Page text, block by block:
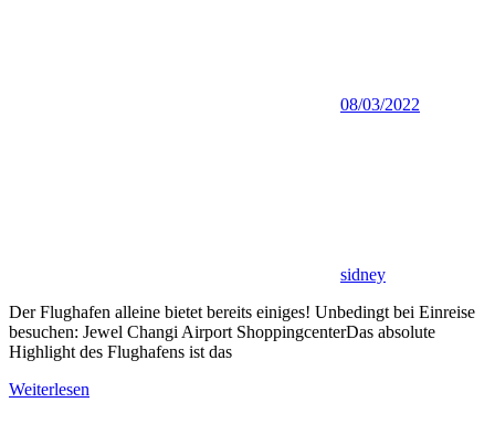
08/03/2022
sidney
Der Flughafen alleine bietet bereits einiges! Unbedingt bei Einreise
besuchen: Jewel Changi Airport ShoppingcenterDas absolute
Highlight des Flughafens ist das
Weiterlesen